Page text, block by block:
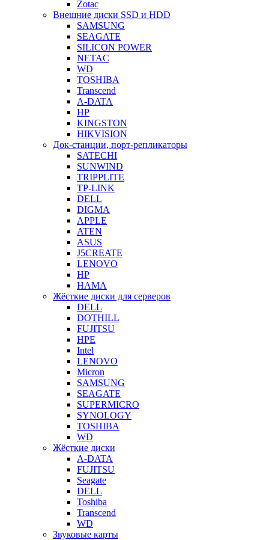
Zotac
Внешние диски SSD и HDD
SAMSUNG
SEAGATE
SILICON POWER
NETAC
WD
TOSHIBA
Transcend
A-DATA
HP
KINGSTON
HIKVISION
Док-станции, порт-репликаторы
SATECHI
SUNWIND
TRIPPLITE
TP-LINK
DELL
DIGMA
APPLE
ATEN
ASUS
J5CREATE
LENOVO
HP
HAMA
Жёсткие диски для серверов
DELL
DOTHILL
FUJITSU
HPE
Intel
LENOVO
Micron
SAMSUNG
SEAGATE
SUPERMICRO
SYNOLOGY
TOSHIBA
WD
Жёсткие диски
A-DATA
FUJITSU
Seagate
DELL
Toshiba
Transcend
WD
Звуковые карты